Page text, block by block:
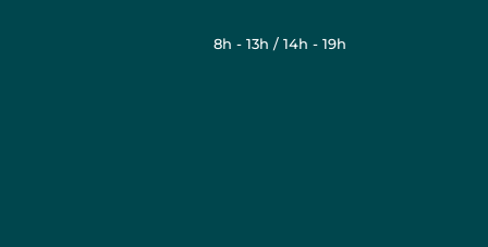
8h - 13h / 14h - 19h